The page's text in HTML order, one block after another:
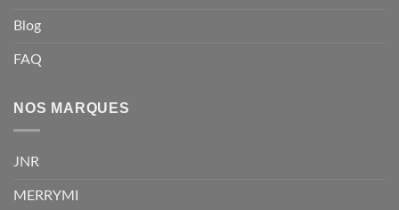
Blog
FAQ
NOS MARQUES
JNR
MERRYMI